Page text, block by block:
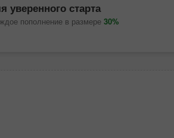
старта
пополнение в размере 30%